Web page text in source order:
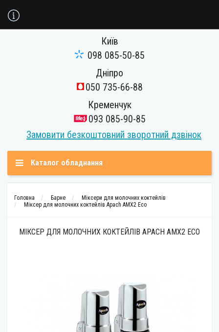
Київ
098 085-50-85
Дніпро
050 735-66-88
Кременчук
093 085-90-85
Замовити безкоштовний зворотний дзвінок
Каталог обладнання
Головна Барне
Міксери для молочних коктейлів
Міксер для молочних коктейлів Apach AMX2 Eco
МІКСЕР ДЛЯ МОЛОЧНИХ КОКТЕЙЛІВ APACH AMX2 ECO